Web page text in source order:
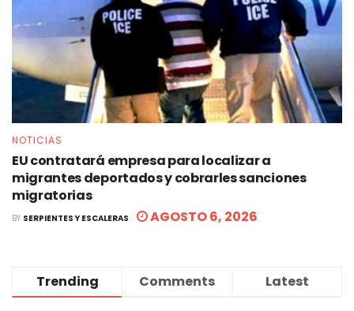
NOTICIAS
EU contratará empresa para localizar a
migrantes deportados y cobrarles sanciones
migratorias
BY SERPIENTES Y ESCALERAS AGOSTO 6, 2026
Trending Comments Latest